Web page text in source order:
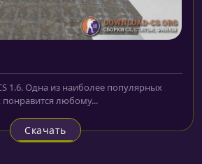
1.6. Одна из наиболее популярных
любому...
Скачать